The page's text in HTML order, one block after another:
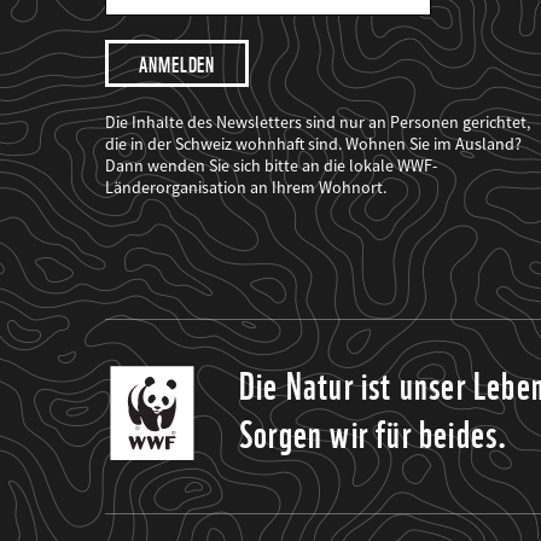
Mail
Adresse
Ich
möchte,
dass
der
WWF
mich
über
seine
Projekte
informiert.
Die Inhalte des Newsletters sind nur an Personen gerichtet,
die in der Schweiz wohnhaft sind. Wohnen Sie im Ausland?
Dann wenden Sie sich bitte an die lokale WWF-
Länderorganisation an Ihrem Wohnort.
Die Natur ist unser
Sorgen wir für beides.